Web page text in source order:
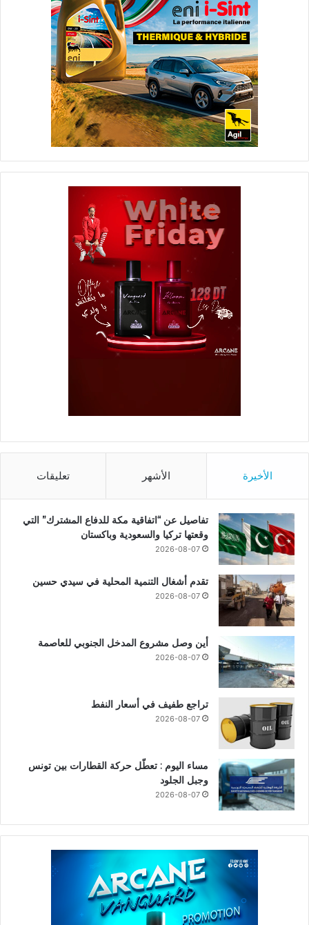
الأخيرة الأشهر تعليقات
تفاصيل عن “اتفاقية مكة للدفاع المشترك” التي
وقعتها تركيا والسعودية وباكستان
2026-08-07
تقدم أشغال التنمية المحلية في سيدي حسين
2026-08-07
أين وصل مشروع المدخل الجنوبي للعاصمة
2026-08-07
تراجع طفيف في أسعار النفط
2026-08-07
مساء اليوم : تعطّل حركة القطارات بين تونس
وجبل الجلود
2026-08-07